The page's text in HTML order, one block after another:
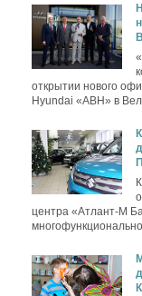
открытии нового
Hyundai «АВН» в
центра «Атлант-М